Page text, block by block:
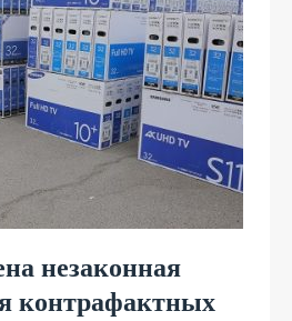
незаконная
контрафактных